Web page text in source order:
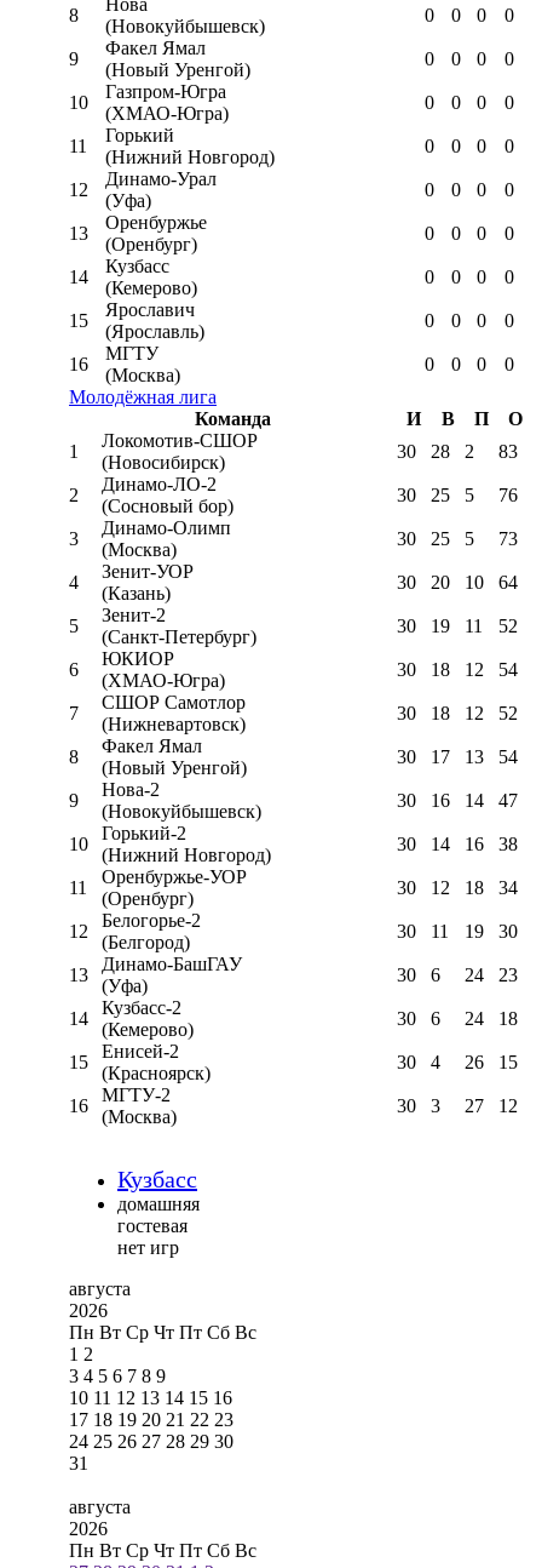
8
Нова
(Новокуйбышевск)
0 0 0 0
9
Факел Ямал
(Новый Уренгой)
0 0 0 0
10
Газпром-Югра
(ХМАО-Югра)
0 0 0 0
11
Горький
(Нижний Новгород)
0 0 0 0
12
Динамо-Урал
(Уфа)
0 0 0 0
13
Оренбуржье
(Оренбург)
0 0 0 0
14
Кузбасс
(Кемерово)
0 0 0 0
15
Ярославич
(Ярославль)
0 0 0 0
16
МГТУ
(Москва)
0 0 0
0
Молодёжная лига
Команда
И В П
О
1
Локомотив-CШОР
(Новосибирск)
30 28 2 83
2
Динамо-ЛО-2
(Сосновый бор)
30 25 5 76
3
Динамо-Олимп
(Москва)
30 25 5 73
4
Зенит-УОР
(Казань)
30 20 10 64
5
Зенит-2
(Санкт-Петербург)
30 19 11 52
6
ЮКИОР
(ХМАО-Югра)
30 18 12 54
7
СШОР Самотлор
(Нижневартовск)
30 18 12 52
8
Факел Ямал
(Новый Уренгой)
30 17 13 54
9
Нова-2
(Новокуйбышевск)
30 16 14 47
10
Горький-2
(Нижний Новгород)
30 14 16 38
11
Оренбуржье-УОР
(Оренбург)
30 12 18 34
12
Белогорье-2
(Белгород)
30 11 19 30
13
Динамо-БашГАУ
(Уфа)
30 6 24 23
14
Кузбасс-2
(Кемерово)
30 6 24 18
15
Енисей-2
(Красноярск)
30 4 26 15
16
МГТУ-2
(Москва)
30 3 27 12
Кузбасс
домашняя
гостевая
нет игр
августа
2026
Пн Вт Ср Чт Пт Сб Вс
1 2
3 4 5 6 7 8 9
10 11 12 13 14 15 16
17 18 19 20 21 22 23
24 25 26 27 28 29 30
31
августа
2026
Пн Вт Ср Чт Пт Сб Вс